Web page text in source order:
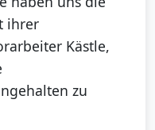
ihrer
Kästle,
zu